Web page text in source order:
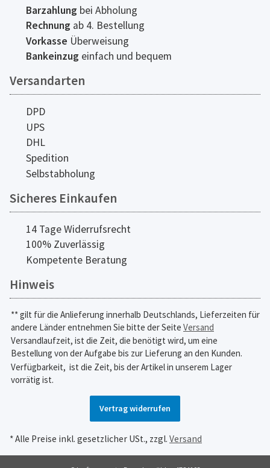
Barzahlung bei Abholung
Rechnung ab 4. Bestellung
Vorkasse Überweisung
Bankeinzug einfach und bequem
Versandarten
DPD
UPS
DHL
Spedition
Selbstabholung
Sicheres Einkaufen
14 Tage Widerrufsrecht
100% Zuverlässig
Kompetente Beratung
Hinweis
** gilt für die Anlieferung innerhalb Deutschlands, Lieferzeiten für
andere Länder entnehmen Sie bitte der Seite Versand
Versandlaufzeit, ist die Zeit, die benötigt wird, um eine
Bestellung von der Aufgabe bis zur Lieferung an den Kunden.
Verfügbarkeit, ist die Zeit, bis der Artikel in unserem Lager
vorrätig ist.
Vertrag widerrufen
* Alle Preise inkl. gesetzlicher USt., zzgl. Versand